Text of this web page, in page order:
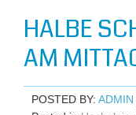
HALBE
AM
POSTED BY: ADMIN